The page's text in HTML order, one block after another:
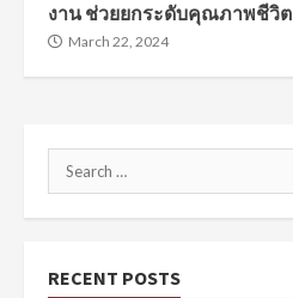
งาน ช่วยยกระดับคุณภาพชีวิต
March 22, 2024
Search
for:
RECENT POSTS